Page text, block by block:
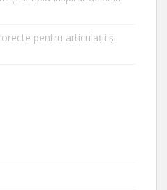
pentru articulații și